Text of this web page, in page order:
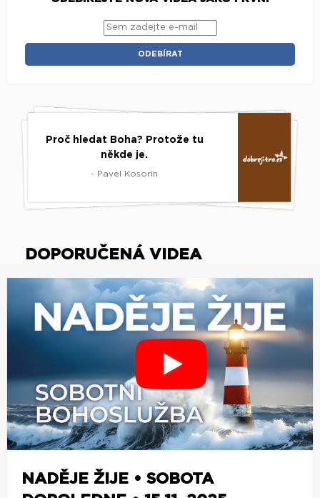
Proč hledat Boha? Protože tu
někde je.
- Pavel Kosorin
DOPORUČENÁ VIDEA
NADĚJE ŽIJE • SOBOTA